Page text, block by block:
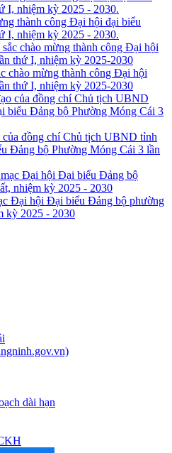
thành công Đại hội đại biểu
I, nhiệm kỳ 2025 - 2030.
chào mừng thành công Đại hội
thứ I, nhiệm kỳ 2025-2030
của đồng chí Chủ tịch UBND tỉnh
Đảng bộ Phường Móng Cái 3 lần
Đại hội Đại biểu Đảng bộ phường
kỳ 2025 - 2030